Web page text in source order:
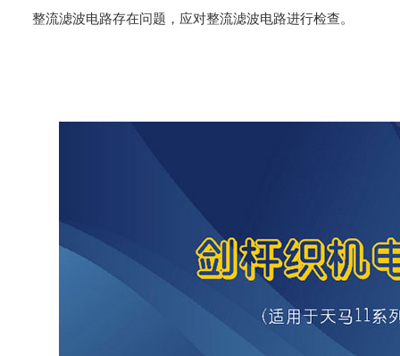
整流滤波电路存在问题，应对整流滤波电路进行检查。